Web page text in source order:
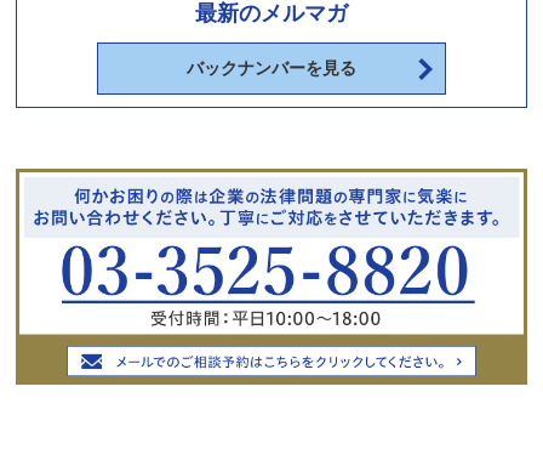
最新のメルマガ
バックナンバーを見る